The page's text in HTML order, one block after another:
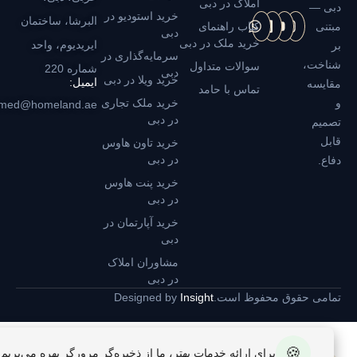
دبی —
مبتنی
شناخت،
مقایسه
تصمیم
قابل
دفاع.
املاک در دبی
کتاب راهنمای
خرید ملک در دبی
سوالات متداول
تماس با حامد
خرید استودیو در
دبی
سرمایه‌گذاری در
دبی
خرید ویلا در دبی
خرید ملک تجاری
در دبی
خرید تاون هاوس
در دبی
خرید پنت هاوس
در دبی
خرید آپارتمان در
دبی
مشاوران املاک
در دبی
البرشا، ساختمان
ایریدیوم، واحد
شماره 220
ایمیل:
hamed@homeland.ae
تمامی حقوق محفوظ است. Designed byInsight
برای ارائه خدمات بهتر، ما از ذخیره‌گر مرورگر بهره می‌بریم